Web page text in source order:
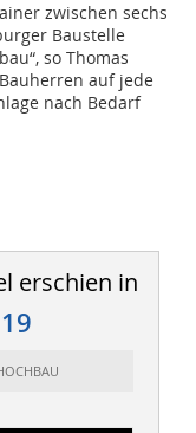
zwischen sechs
Baustelle
so Thomas
auf jede
nach Bedarf
erschien in